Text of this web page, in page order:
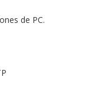
de PC.